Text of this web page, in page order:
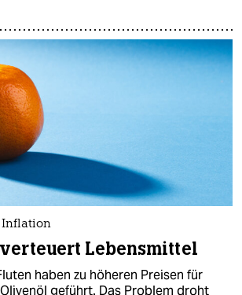
Inflation
Lebensmittel
haben zu höheren Preisen für
geführt. Das Problem droht